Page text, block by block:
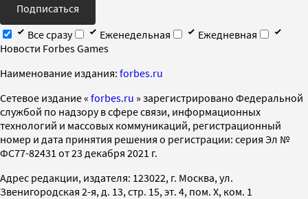
Подписаться
Все сразу
Еженедельная
Ежедневная
Новости Forbes Games
Наименование издания: forbes.ru
Cетевое издание « forbes.ru » зарегистрировано Федеральной
службой по надзору в сфере связи, информационных
технологий и массовых коммуникаций, регистрационный
номер и дата принятия решения о регистрации: серия Эл №
ФС77-82431 от 23 декабря 2021 г.
Адрес редакции, издателя: 123022, г. Москва, ул.
Звенигородская 2-я, д. 13, стр. 15, эт. 4, пом. X, ком. 1